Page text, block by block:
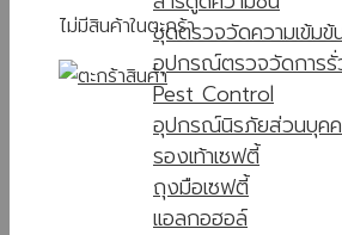
ไม่มีสินค้าในตะกร้าชุดตรวจวัดความเข้มข้
อุปกรณ์ตรวจวัดการ
Pest Control
อุปกรณ์นิรภัยส่วนบุค
รองเท้าเซฟตี้
ถุงมือเซฟตี้
แอลกอฮอล์